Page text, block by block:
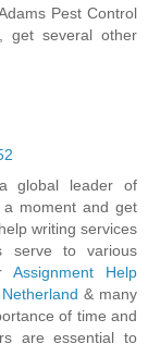
Pest Control
get several other
global leader of
moment and get
writing services
serve to various
Assignment Help
& many
of time and
are essential to